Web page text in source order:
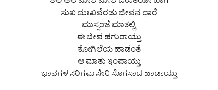
ಸುಖ ದುಃಖವೆರಡು ಜೀವನ ಧಾರೆ
ಮುಸ್ಸಂಜೆ ಮಾತಲ್ಲಿ,
ಈ ಜೀವ ಹಗುರಾಯ್ತು
ಕೋಗಿಲೆಯ ಹಾಡಂತೆ
ಆ ಮಾತು ಇಂಪಾಯ್ತು
ಭಾವಗಳ ಸರಿಗಮ ಸೇರಿ ಸೊಗಸಾದ ಹಾಡಾಯ್ತು